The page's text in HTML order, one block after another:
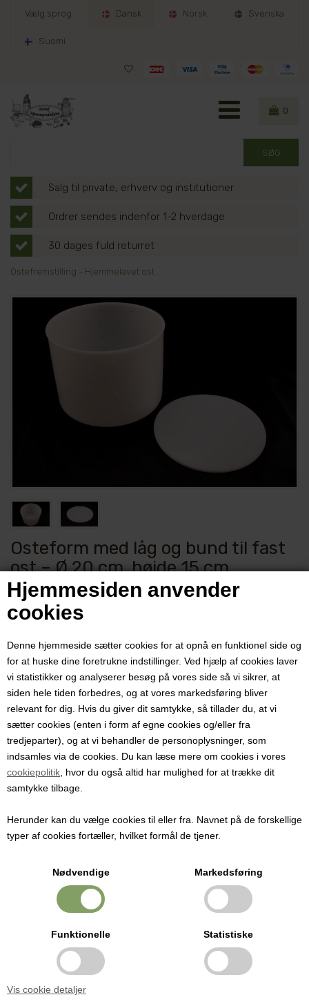
Hjemmesiden anvender
cookies
Denne hjemmeside sætter cookies for at opnå en funktionel side og
for at huske dine foretrukne indstillinger. Ved hjælp af cookies laver
vi statistikker og analyserer besøg på vores side så vi sikrer, at
siden hele tiden forbedres, og at vores markedsføring bliver
relevant for dig. Hvis du giver dit samtykke, så tillader du, at vi
sætter cookies (enten i form af egne cookies og/eller fra
tredjeparter), og at vi behandler de personoplysninger, som
indsamles via de cookies. Du kan læse mere om cookies i vores
cookiepolitik , hvor du også altid har mulighed for at trække dit
samtykke tilbage.
Herunder kan du vælge cookies til eller fra. Navnet på de forskellige
typer af cookies fortæller, hvilket formål de tjener.
Nødvendige Markedsføring
Funktionelle Statistiske
Vis cookie detaljer
Vælg sprog: Dansk Norsk Svenska
Suomi
0
Salg til private, erhverv og institutioner
Ordrer sendes indenfor 1-2 hverdage
30 dages fuld returret
Ostefremstilling - Hjemmelavet ost
Osteform med låg og bund til fast
ost – Ø 20 cm, højde 15 cm
Varenummer:
oste.
295,00DKK
Osteform til faste oste og kontrolleret presning
Denne osteform med låg og bund er udviklet til fremstilling af faste
oste, hvor korrekt presning er afgørende for struktur, konsistens og
låget fordeler trykket jævnt over osten og sikrer et ensartet resultat.
lagrede oste, hvor der arbejdes med højere pres.
Professionelt design med låg
presningen af osten. Det giver bedre kontrol over processen og gør
det lettere at opnå en stabil og ensartet ost uden ujævnheder.
professionelle produktioner.